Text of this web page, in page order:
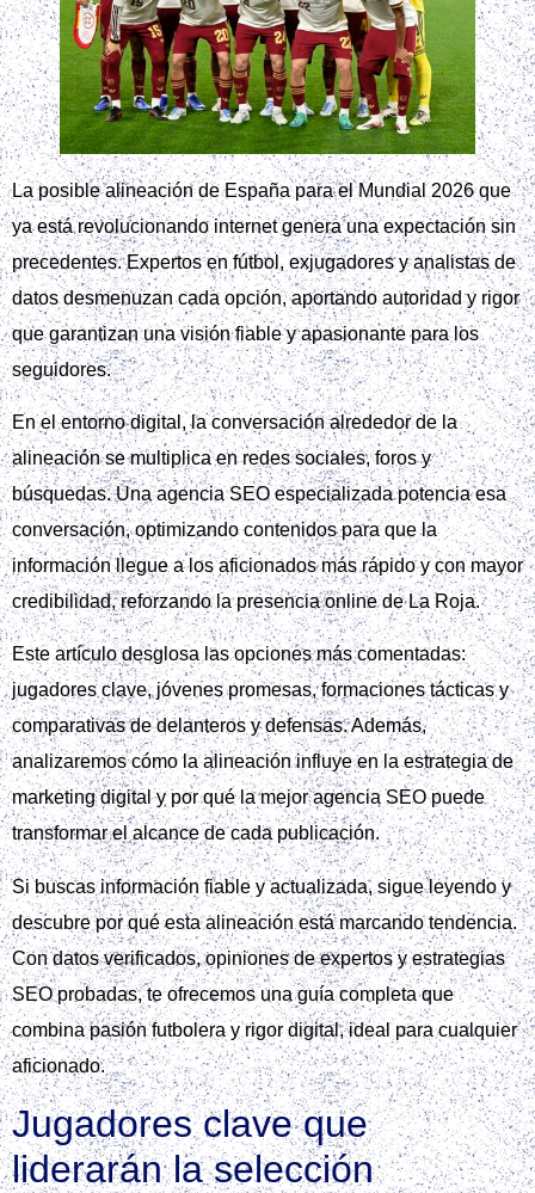
La posible alineación de España para el Mundial 2026 que
ya está revolucionando internet genera una expectación sin
precedentes. Expertos en fútbol, exjugadores y analistas de
datos desmenuzan cada opción, aportando autoridad y rigor
que garantizan una visión fiable y apasionante para los
seguidores.
En el entorno digital, la conversación alrededor de la
alineación se multiplica en redes sociales, foros y
búsquedas. Una agencia SEO especializada potencia esa
conversación, optimizando contenidos para que la
información llegue a los aficionados más rápido y con mayor
credibilidad, reforzando la presencia online de La Roja.
Este artículo desglosa las opciones más comentadas:
jugadores clave, jóvenes promesas, formaciones tácticas y
comparativas de delanteros y defensas. Además,
analizaremos cómo la alineación influye en la estrategia de
marketing digital y por qué la mejor agencia SEO puede
transformar el alcance de cada publicación.
Si buscas información fiable y actualizada, sigue leyendo y
descubre por qué esta alineación está marcando tendencia.
Con datos verificados, opiniones de expertos y estrategias
SEO probadas, te ofrecemos una guía completa que
combina pasión futbolera y rigor digital, ideal para cualquier
aficionado.
Jugadores clave que
liderarán la selección